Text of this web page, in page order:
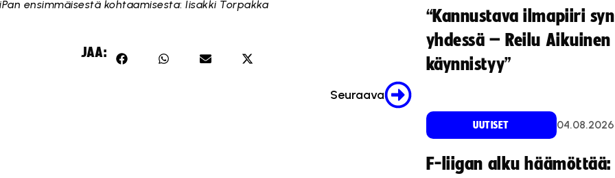
ensimmäisestä kohtaamisesta:Iisakki Torpakka
JAA:
Seuraava
“Kannustava ilmapiiri
yhdessä – Reilu
käynnistyy”
UUTISET 04.08.2026
F-liigan alku häämöttää: